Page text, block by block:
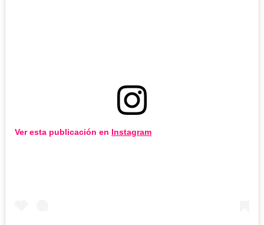
Ver esta publicación en Instagram